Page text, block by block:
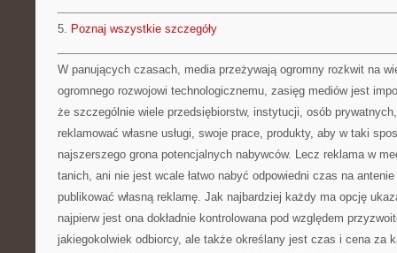
5. Poznaj wszystkie szczegóły
W panujących czasach, media przeżywają ogromny rozkwit na
ogromnego rozwojowi technologicznemu, zasięg mediów jest
że szczególnie wiele przedsiębiorstw, instytucji, osób
reklamować własne usługi, swoje prace, produkty, aby w taki
najszerszego grona potencjalnych nabywców. Lecz reklama w
tanich, ani nie jest wcale łatwo nabyć odpowiedni czas na
publikować własną reklamę. Jak najbardziej każdy ma opcję
najpierw jest ona dokładnie kontrolowana pod względem
jakiegokolwiek odbiorcy, ale także określany jest czas i cena za